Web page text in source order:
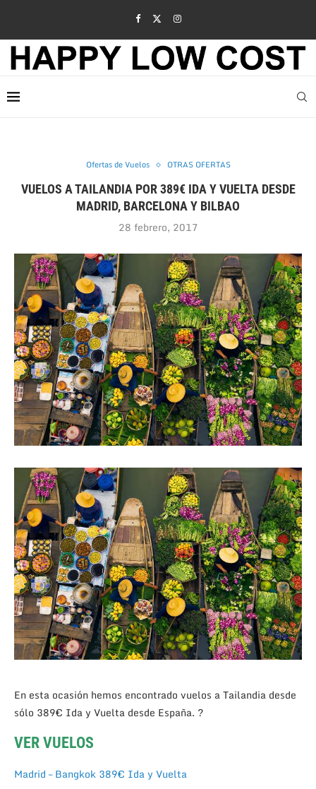
Ofertas de Vuelos OTRAS OFERTAS
VUELOS A TAILANDIA POR 389€ IDA Y VUELTA DESDE
MADRID, BARCELONA Y BILBAO
28 febrero, 2017
En esta ocasión hemos encontrado vuelos a Tailandia desde
sólo 389€ Ida y Vuelta desde España. ?
VER VUELOS
Madrid – Bangkok 389€ Ida y Vuelta